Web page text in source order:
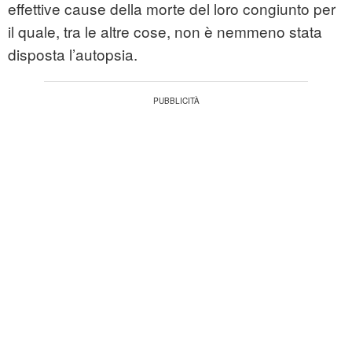
effettive cause della morte del loro congiunto per
il quale, tra le altre cose, non è nemmeno stata
disposta l’autopsia.